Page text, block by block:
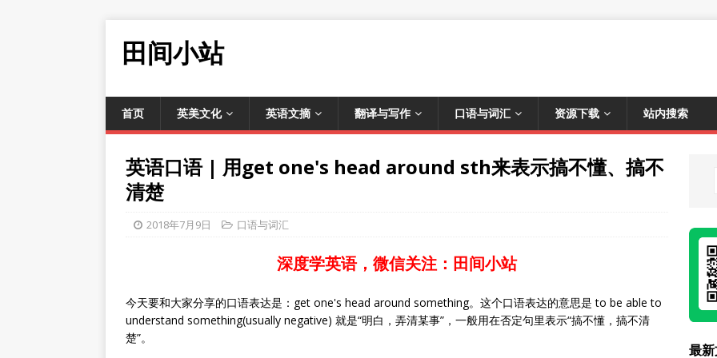
田间小站
首页 英美文化 英语文摘 翻译与写作 口语与词汇 资源下载 站内搜索
英语口语 | 用get one's head around sth来表示搞不懂、搞不
清楚
2018年7月9日 口语与词汇
深度学英语，微信关注：田间小站
今天要和大家分享的口语表达是：get one's head around something。这个口语表达的意思是 to be able to
understand something(usually negative) 就是“明白，弄清某事”，一般用在否定句里表示“搞不懂，搞不清
楚”。
最